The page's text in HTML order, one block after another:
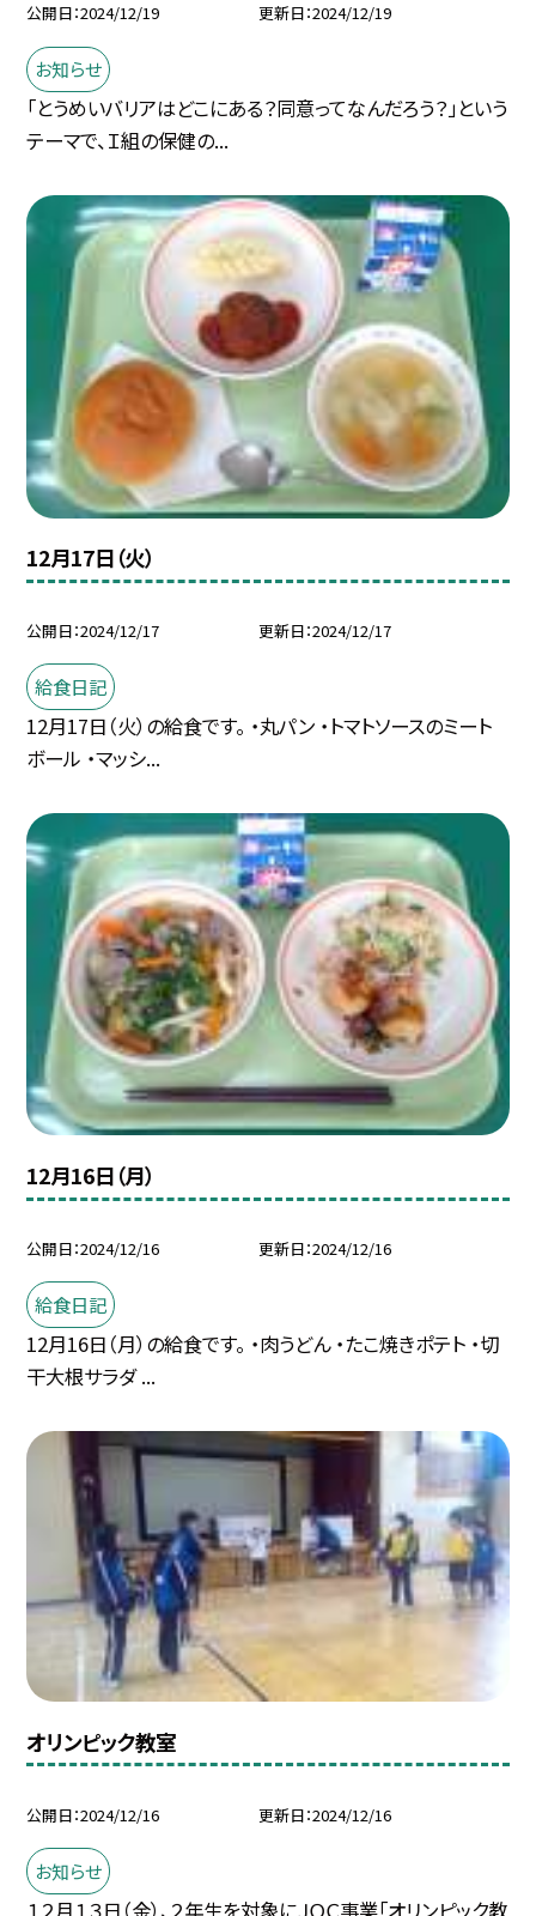
公開日 2024/12/19 更新日 2024/12/19
お知らせ
「とうめいバリアはどこにある？同意ってなんだろう？」という
テーマで、Ｉ組の保健の...
12月17日（火）
公開日 2024/12/17 更新日 2024/12/17
給食日記
12月17日（火）の給食です。 ・丸パン ・トマトソースのミート
ボール ・マッシ...
12月16日（月）
公開日 2024/12/16 更新日 2024/12/16
給食日記
12月16日（月）の給食です。 ・肉うどん ・たこ焼きポテト ・切
干大根サラダ ...
オリンピック教室
公開日 2024/12/16 更新日 2024/12/16
お知らせ
１２月１３日（金）、２年生を対象にＪＯＣ事業「オリンピック教